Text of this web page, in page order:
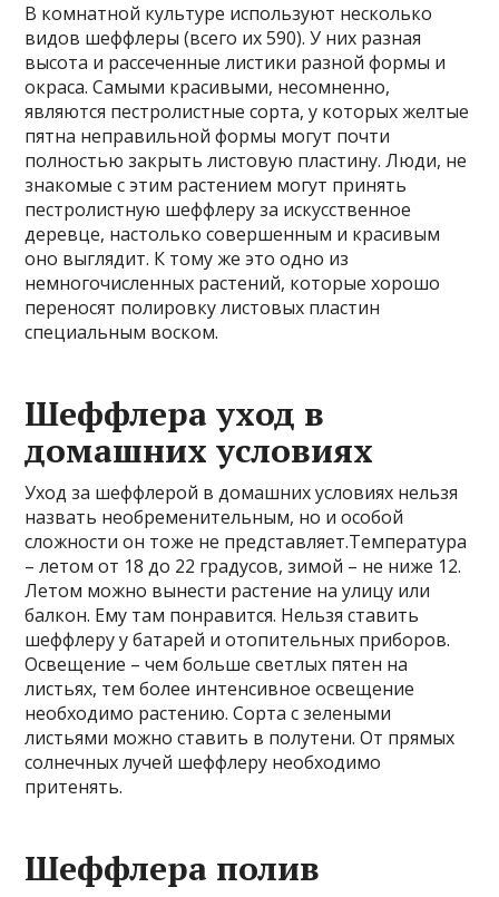
В комнатной культуре используют несколько
видов шеффлеры (всего их 590). У них разная
высота и рассеченные листики разной формы и
окраса. Самыми красивыми, несомненно,
являются пестролистные сорта, у которых желтые
пятна неправильной формы могут почти
полностью закрыть листовую пластину. Люди, не
знакомые с этим растением могут принять
пестролистную шеффлеру за искусственное
деревце, настолько совершенным и красивым
оно выглядит. К тому же это одно из
немногочисленных растений, которые хорошо
переносят полировку листовых пластин
специальным воском.
Шеффлера уход в
домашних условиях
Уход за шеффлерой в домашних условиях нельзя
назвать необременительным, но и особой
сложности он тоже не представляет.Температура
– летом от 18 до 22 градусов, зимой – не ниже 12.
Летом можно вынести растение на улицу или
балкон. Ему там понравится. Нельзя ставить
шеффлеру у батарей и отопительных приборов.
Освещение – чем больше светлых пятен на
листьях, тем более интенсивное освещение
необходимо растению. Сорта с зелеными
листьями можно ставить в полутени. От прямых
солнечных лучей шеффлеру необходимо
притенять.
Шеффлера полив